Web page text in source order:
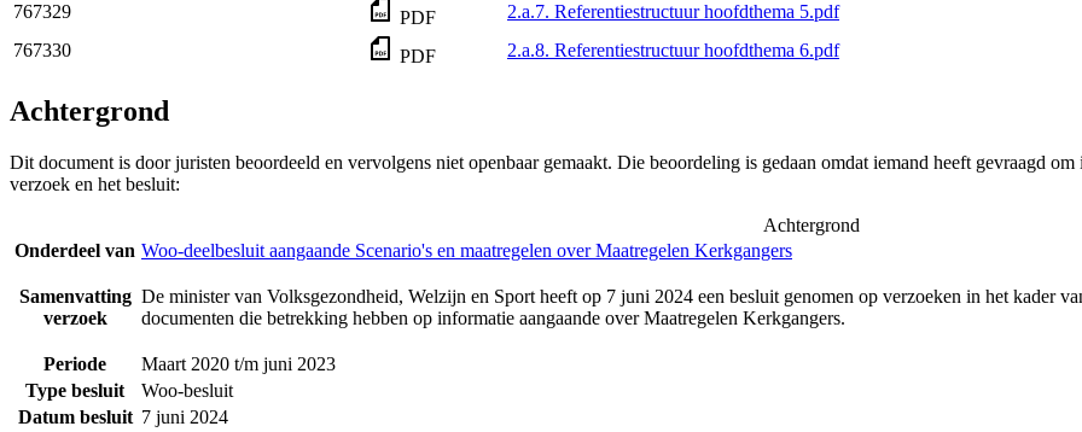
767329
PDF 2.a.7. Referentiestructuur hoofdthema 5.pdf
767330
PDF 2.a.8. Referentiestructuur hoofdthema 6.pdf
Achtergrond
Dit document is door juristen beoordeeld en vervolgens niet openbaar gemaakt. Die beoordeling is gedaan omdat iemand heeft gevraagd
verzoek en het besluit:
Achtergrond
Onderdeel van Woo-deelbesluit aangaande Scenario's en maatregelen over Maatregelen Kerkgangers
Samenvatting
verzoek
De minister van Volksgezondheid, Welzijn en Sport heeft op 7 juni 2024 een besluit genomen op verzoeken in het kader
documenten die betrekking hebben op informatie aangaande over Maatregelen Kerkgangers.
Periode
Maart 2020 t/m juni 2023
Type besluit
Woo-besluit
Datum besluit 7 juni 2024